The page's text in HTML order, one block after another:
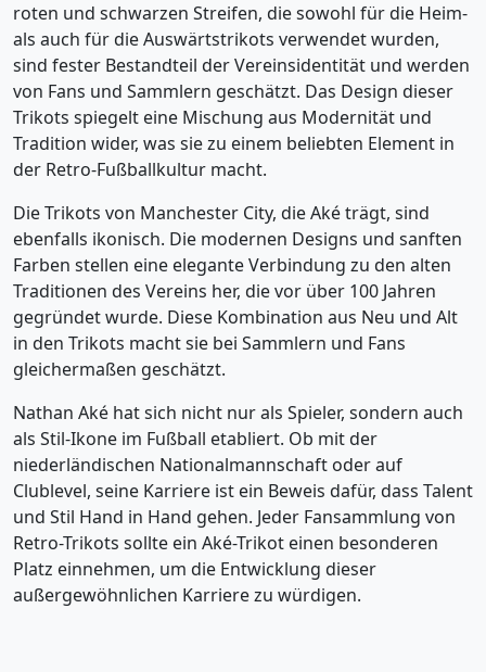
roten und schwarzen Streifen, die sowohl für die Heim-
als auch für die Auswärtstrikots verwendet wurden,
sind fester Bestandteil der Vereinsidentität und werden
von Fans und Sammlern geschätzt. Das Design dieser
Trikots spiegelt eine Mischung aus Modernität und
Tradition wider, was sie zu einem beliebten Element in
der Retro-Fußballkultur macht.
Die Trikots von Manchester City, die Aké trägt, sind
ebenfalls ikonisch. Die modernen Designs und sanften
Farben stellen eine elegante Verbindung zu den alten
Traditionen des Vereins her, die vor über 100 Jahren
gegründet wurde. Diese Kombination aus Neu und Alt
in den Trikots macht sie bei Sammlern und Fans
gleichermaßen geschätzt.
Nathan Aké hat sich nicht nur als Spieler, sondern auch
als Stil-Ikone im Fußball etabliert. Ob mit der
niederländischen Nationalmannschaft oder auf
Clublevel, seine Karriere ist ein Beweis dafür, dass Talent
und Stil Hand in Hand gehen. Jeder Fansammlung von
Retro-Trikots sollte ein Aké-Trikot einen besonderen
Platz einnehmen, um die Entwicklung dieser
außergewöhnlichen Karriere zu würdigen.